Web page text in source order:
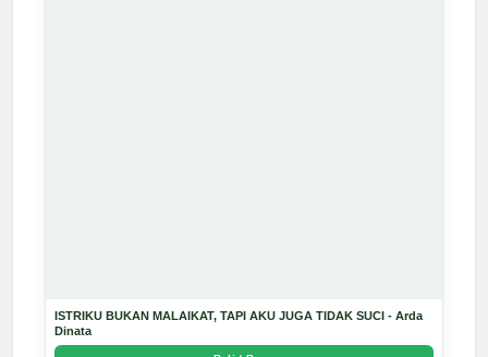
ISTRIKU BUKAN MALAIKAT, TAPI AKU JUGA TIDAK SUCI - Arda
Dinata